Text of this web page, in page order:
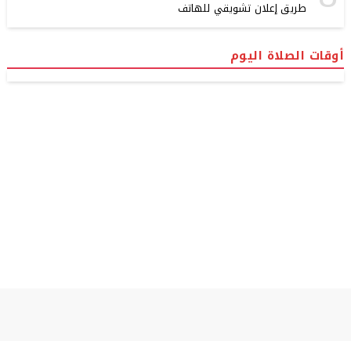
طريق إعلان تشويقي للهاتف
أوقات الصلاة اليوم